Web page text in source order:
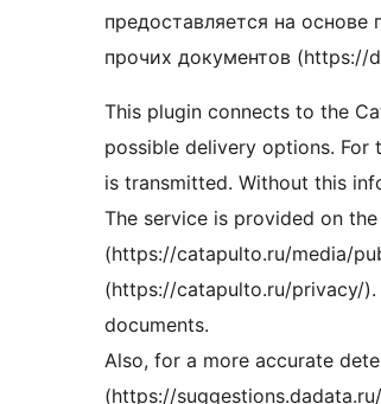
предоставляется на
прочих документов (https://
This plugin connects to the
possible delivery options. For
is transmitted. Without this
The service is provided on
(https://catapulto.ru/media/
(https://catapulto.ru/privacy/
documents.
Also, for a more accurate
(https://